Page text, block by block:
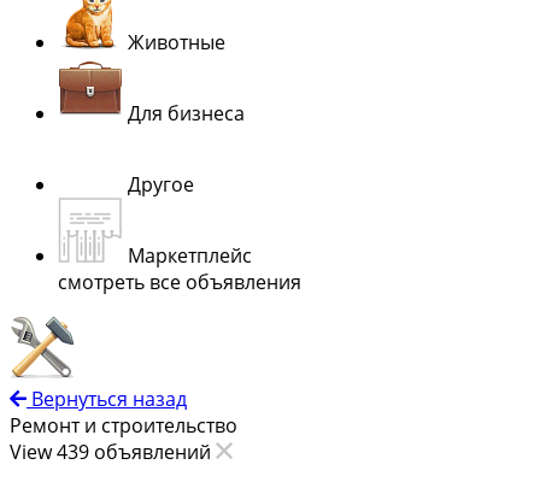
Животные
Для бизнеса
Другое
Маркетплейс
смотреть все объявления
Вернуться назад
Ремонт и строительство
View 439 объявлений